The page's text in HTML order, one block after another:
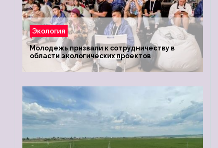
Экология
Молодежь призвали к сотрудничеству в
области экологических проектов